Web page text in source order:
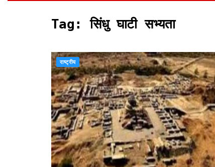
Tag:सिंधु घाटी सभ्यता
राष्ट्रीय